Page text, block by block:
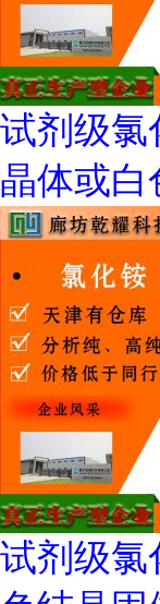
试剂级氯
晶体或白
试剂级氯